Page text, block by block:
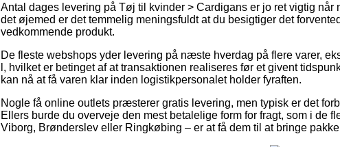
Antal dages levering på Tøj til kvinder > Cardigans er jo ret vigtig når
det øjemed er det temmelig meningsfuldt at du besigtiger det
vedkommende produkt.
De fleste webshops yder levering på næste hverdag på flere varer,
l, hvilket er betinget af at transaktionen realiseres før et givent
kan nå at få varen klar inden logistikpersonalet holder fyraften.
Nogle få online outlets præsterer gratis levering, men typisk er det
Ellers burde du overveje den mest betalelige form for fragt, som i de
Viborg, Brønderslev eller Ringkøbing – er at få dem til at bringe